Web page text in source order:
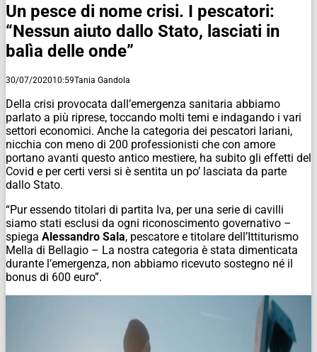
Un pesce di nome crisi. I pescatori:
“Nessun aiuto dallo Stato, lasciati in
balìa delle onde”
30/07/202010:59Tania Gandola
Della crisi provocata dall’emergenza sanitaria abbiamo
parlato a più riprese, toccando molti temi e indagando i vari
settori economici. Anche la categoria dei pescatori lariani,
nicchia con meno di 200 professionisti che con amore
portano avanti questo antico mestiere, ha subito gli effetti del
Covid e per certi versi si è sentita un po’ lasciata da parte
dallo Stato.
“Pur essendo titolari di partita Iva, per una serie di cavilli
siamo stati esclusi da ogni riconoscimento governativo –
spiega Alessandro Sala, pescatore e titolare dell’Ittiturismo
Mella di Bellagio – La nostra categoria è stata dimenticata
durante l’emergenza, non abbiamo ricevuto sostegno né il
bonus di 600 euro”.